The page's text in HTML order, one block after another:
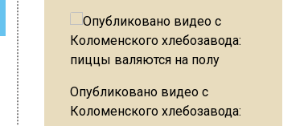
Опубликовано видео с
Коломенского хлебозавода: